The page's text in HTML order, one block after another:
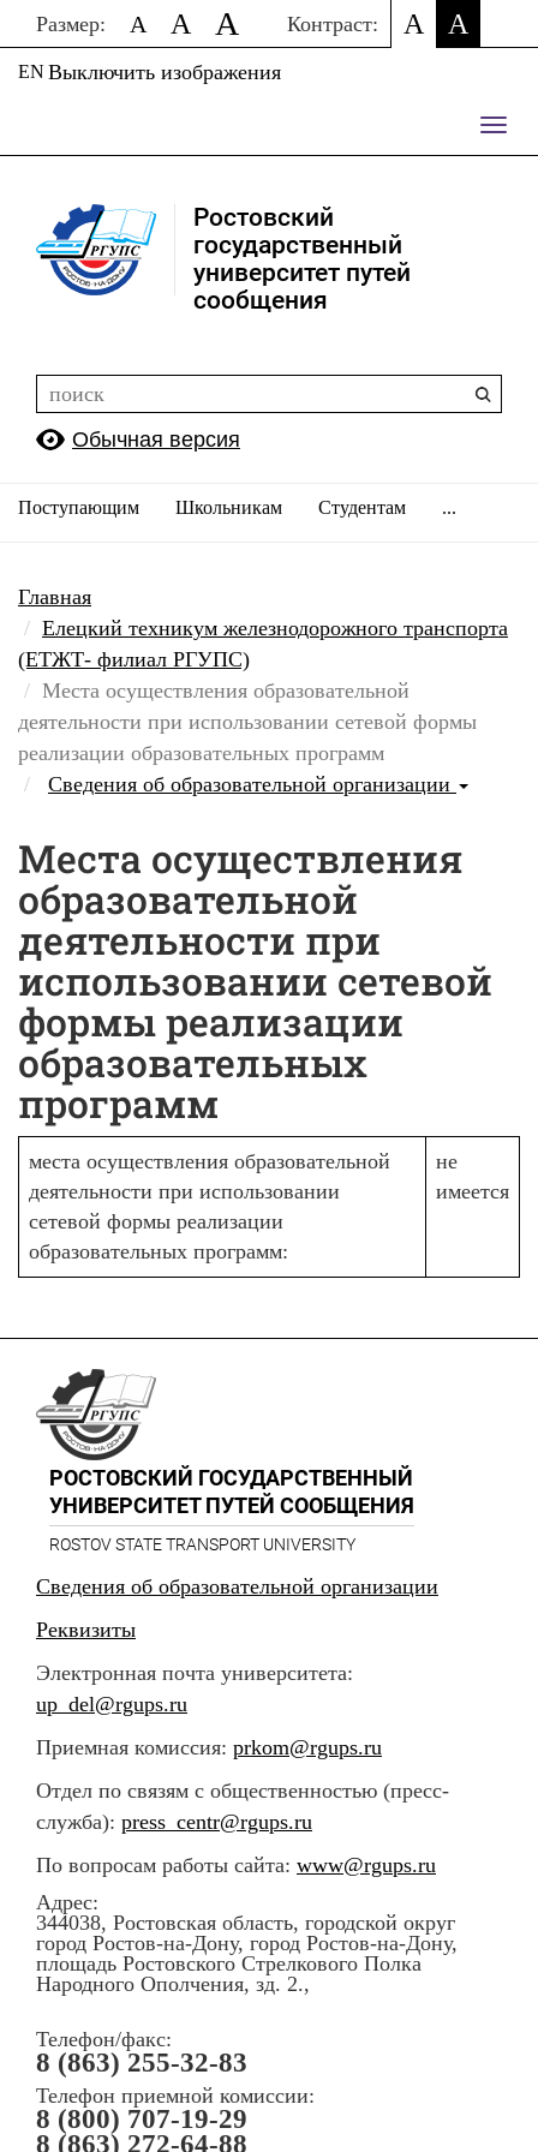
Размер: A A A Контраст: A A
Выключить изображения
EN
Ростовский
государственный
университет путей
сообщения
Обычная версия
Поступающим Школьникам Студентам ...
Главная
Елецкий техникум железнодорожного транспорта
(ЕТЖТ- филиал РГУПС)
Места осуществления образовательной
деятельности при использовании сетевой формы
реализации образовательных программ
Сведения об образовательной организации
Места осуществления
образовательной
деятельности при
использовании сетевой
формы реализации
образовательных
программ
места осуществления образовательной
деятельности при использовании
сетевой формы реализации
образовательных программ:
не
имеется
РОСТОВСКИЙ ГОСУДАРСТВЕННЫЙ
УНИВЕРСИТЕТ ПУТЕЙ СООБЩЕНИЯ
ROSTOV STATE TRANSPORT UNIVERSITY
Сведения об образовательной организации
Реквизиты
Электронная почта университета:
up_del@rgups.ru
Приемная комиссия: prkom@rgups.ru
Отдел по связям с общественностью (пресс-
служба): press_centr@rgups.ru
По вопросам работы сайта: www@rgups.ru
Адрес:
344038, Ростовская область, городской округ
город Ростов-на-Дону, город Ростов-на-Дону,
площадь Ростовского Стрелкового Полка
Народного Ополчения, зд. 2.,
Телефон/факс:
8 (863) 255-32-83
Телефон приемной комиссии:
8 (800) 707-19-29
8 (863) 272-64-88